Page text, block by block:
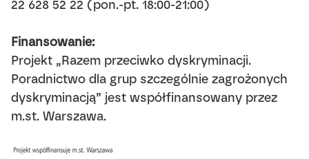
22 628 52 22 (pon.-pt. 18:00-21:00)
Finansowanie:
Projekt „Razem przeciwko dyskryminacji.
Poradnictwo dla grup szczególnie zagrożonych
dyskryminacją” jest współfinansowany przez
m.st. Warszawa.